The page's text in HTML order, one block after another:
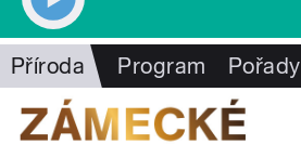
Příroda Program Pořady